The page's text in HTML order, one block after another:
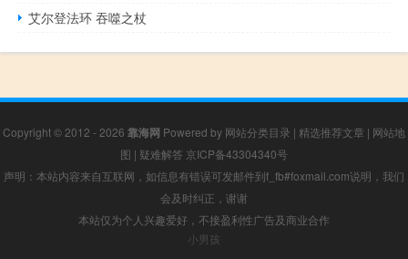
艾尔登法环 吞噬之杖
Copyright © 2012 - 2026 靠海网 Powered by 网站分类目录 | 精选推荐文章 | 网站地
图 | 疑难解答 京ICP备43304340号
声明：本站内容来自互联网，如信息有错误可发邮件到f_fb#foxmail.com说明，我们
会及时纠正，谢谢
本站仅为个人兴趣爱好，不接盈利性广告及商业合作
小男孩